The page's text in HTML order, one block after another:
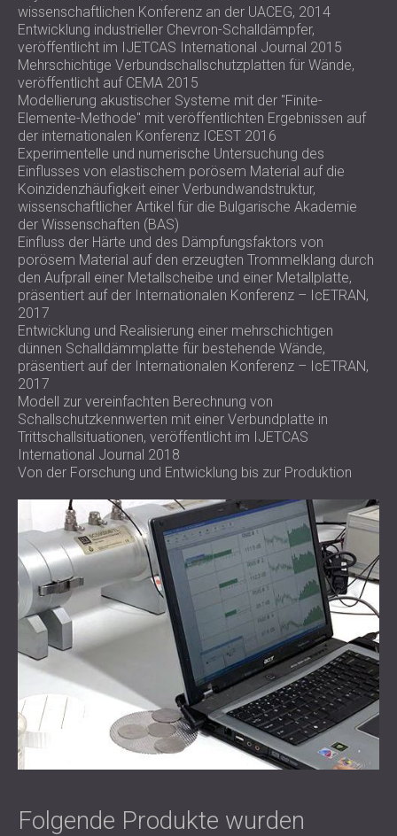
EINZELHANDELSFLÄCHEN
SCHALLSCHUTZ UND AKUSTIK FÜR
BILDUNGSEINRICHTUNGEN
SCHALLSCHUTZ UND AKUSTIK FÜR
GESUNDHEITSEINRICHTUNGE
SCHALLSCHUTZ UND
AKUSTIKLÖSUNGEN FÜR DEN
AUDIOLOGIEBEREICH
SCHALLDÄMMUNG UND
AKUSTIKLÖSUNGEN FÜR
RECHENZENTREN
SOUTH AFRICA (ZA)
wissenschaftlichen Konferenz an der UACEG, 2014
Entwicklung industrieller Chevron-Schalldämpfer,
veröffentlicht im IJETCAS International Journal 2015
Mehrschichtige Verbundschallschutzplatten für Wände,
veröffentlicht auf CEMA 2015
Modellierung akustischer Systeme mit der "Finite-
Elemente-Methode" mit veröffentlichten Ergebnissen auf
der internationalen Konferenz ICEST 2016
Experimentelle und numerische Untersuchung des
Einflusses von elastischem porösem Material auf die
Koinzidenzhäufigkeit einer Verbundwandstruktur,
wissenschaftlicher Artikel für die Bulgarische Akademie
der Wissenschaften (BAS)
Einfluss der Härte und des Dämpfungsfaktors von
porösem Material auf den erzeugten Trommelklang durch
den Aufprall einer Metallscheibe und einer Metallplatte,
präsentiert auf der Internationalen Konferenz – IcETRAN,
2017
Entwicklung und Realisierung einer mehrschichtigen
dünnen Schalldämmplatte für bestehende Wände,
präsentiert auf der Internationalen Konferenz – IcETRAN,
2017
Modell zur vereinfachten Berechnung von
Schallschutzkennwerten mit einer Verbundplatte in
Trittschallsituationen, veröffentlicht im IJETCAS
International Journal 2018
Von der Forschung und Entwicklung bis zur Produktion
Folgende Produkte wurden